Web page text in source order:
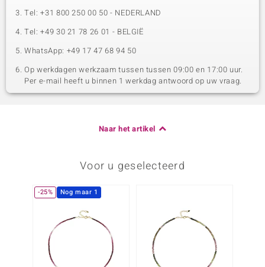
Tel: +31 800 250 00 50 - NEDERLAND
Tel: +49 30 21 78 26 01 - BELGIË
WhatsApp: +49 17 47 68 94 50
Op werkdagen werkzaam tussen tussen 09:00 en 17:00 uur.
Per e-mail heeft u binnen 1 werkdag antwoord op uw vraag.
Naar het artikel
Voor u geselecteerd
-25% Nog maar 1